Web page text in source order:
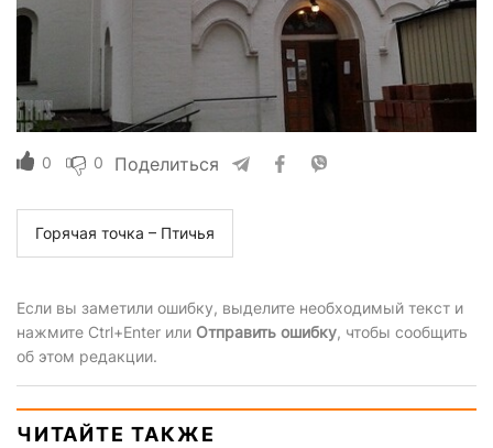
0 0 Поделиться
Горячая точка – Птичья
Если вы заметили ошибку, выделите необходимый текст и
нажмите Ctrl+Enter или Отправить ошибку, чтобы сообщить
об этом редакции.
ЧИТАЙТЕ ТАКЖЕ